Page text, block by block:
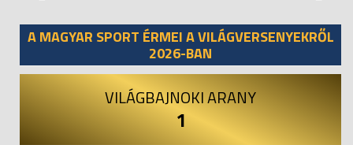
A MAGYAR SPORT ÉRMEI A VILÁGVERSENYEKRŐL
2026-BAN
VILÁGBAJNOKI ARANY
1